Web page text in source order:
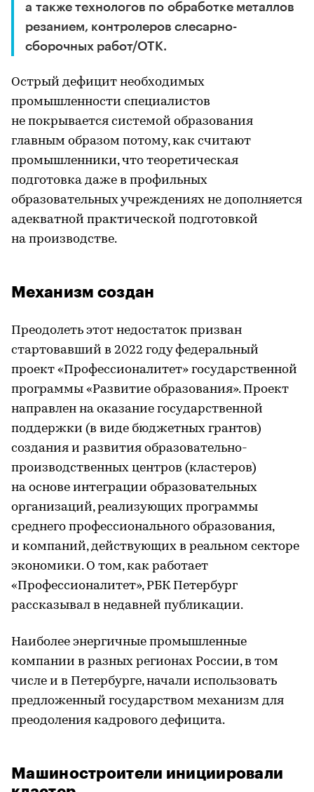
а также технологов по обработке металлов
резанием, контролеров слесарно-
сборочных работ/ОТК.
Острый дефицит необходимых
промышленности специалистов
не покрывается системой образования
главным образом потому, как считают
промышленники, что теоретическая
подготовка даже в профильных
образовательных учреждениях не дополняется
адекватной практической подготовкой
на производстве.
Механизм создан
Преодолеть этот недостаток призван
стартовавший в 2022 году федеральный
проект «Профессионалитет» государственной
программы «Развитие образования». Проект
направлен на оказание государственной
поддержки (в виде бюджетных грантов)
создания и развития образовательно-
производственных центров (кластеров)
на основе интеграции образовательных
организаций, реализующих программы
среднего профессионального образования,
и компаний, действующих в реальном секторе
экономики. О том, как работает
«Профессионалитет», РБК Петербург
рассказывал в недавней публикации.
Наиболее энергичные промышленные
компании в разных регионах России, в том
числе и в Петербурге, начали использовать
предложенный государством механизм для
преодоления кадрового дефицита.
Машиностроители инициировали